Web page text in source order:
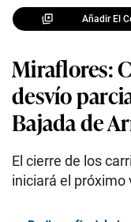
Añadir El
Miraflores:
desvío
Bajada de
El cierre de los
iniciará el próximo